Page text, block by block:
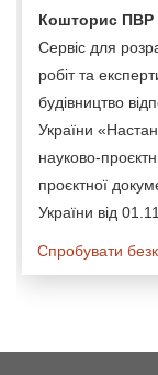
Кошторис ПВР
Сервіс для
робіт та
будівництво
України
науково-
проєктної
України від
Спробувати